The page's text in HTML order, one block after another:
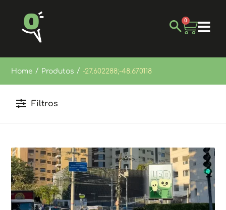
0
Home / Produtos / -27.602288;-48.670118
Filtros